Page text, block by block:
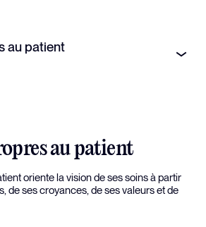
au patient
au patient
oriente la vision de ses soins à partir
de ses croyances, de ses valeurs et de